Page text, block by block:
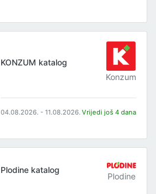
KONZUM katalog
Konzum
04.08.2026. - 11.08.2026. Vrijedi još 4 dana
Plodine katalog
Plodine